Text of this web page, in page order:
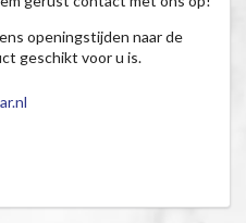
openingstijden naar de
geschikt voor u is.